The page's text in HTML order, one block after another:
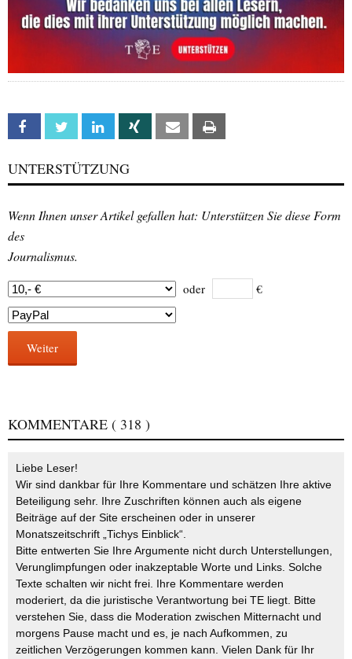
Facebook Twitter Linkedin Xing Email
UNTERSTÜTZUNG
Wenn Ihnen unser Artikel gefallen hat: Unterstützen Sie diese Form
des
Journalismus.
oder €
Weiter
KOMMENTARE ( 318 )
Liebe Leser!
Wir sind dankbar für Ihre Kommentare und schätzen Ihre aktive
Beteiligung sehr. Ihre Zuschriften können auch als eigene
Beiträge auf der Site erscheinen oder in unserer
Monatszeitschrift „Tichys Einblick“.
Bitte entwerten Sie Ihre Argumente nicht durch Unterstellungen,
Verunglimpfungen oder inakzeptable Worte und Links. Solche
Texte schalten wir nicht frei. Ihre Kommentare werden
moderiert, da die juristische Verantwortung bei TE liegt. Bitte
verstehen Sie, dass die Moderation zwischen Mitternacht und
morgens Pause macht und es, je nach Aufkommen, zu
zeitlichen Verzögerungen kommen kann. Vielen Dank für Ihr